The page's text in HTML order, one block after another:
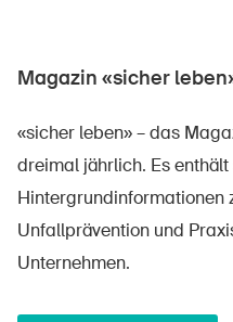
Magazin «sicher
«sicher leben» – das
dreimal jährlich. Es
Hintergrundinformationen
Unfallprävention und
Unternehmen.